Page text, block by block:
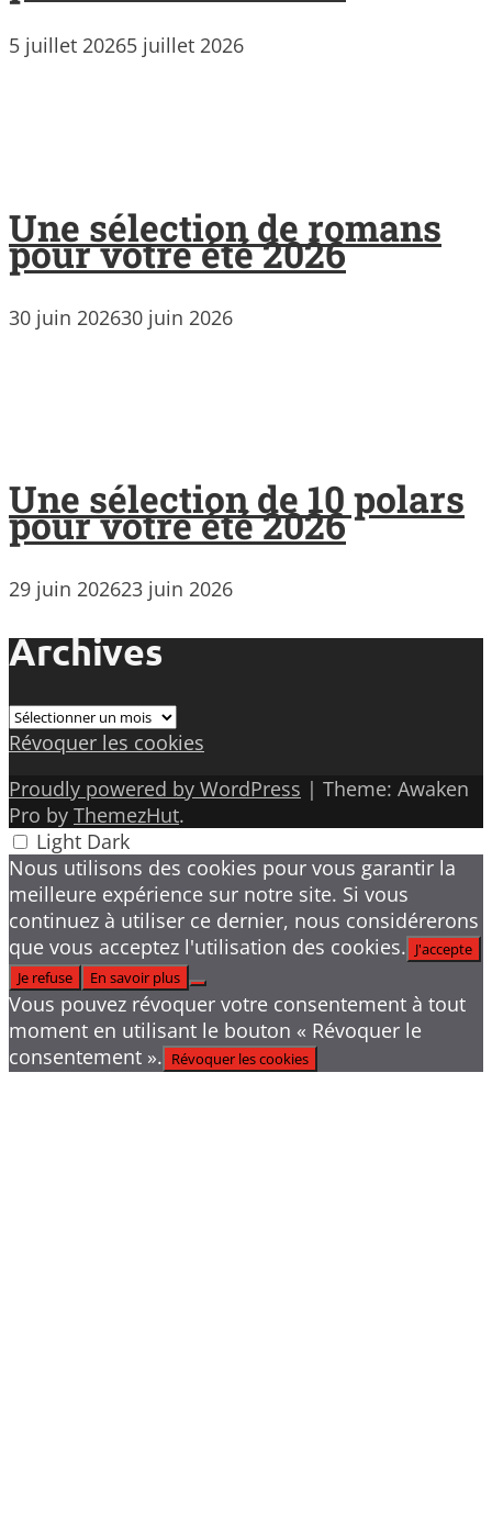
5 juillet 20265 juillet 2026
Une sélection de romans
pour votre été 2026
30 juin 202630 juin 2026
Une sélection de 10 polars
pour votre été 2026
29 juin 202623 juin 2026
Archives
Archives
Révoquer les cookies
Proudly powered by WordPress | Theme: Awaken
Pro by ThemezHut.
Light Dark
Nous utilisons des cookies pour vous garantir la
meilleure expérience sur notre site. Si vous
continuez à utiliser ce dernier, nous considérerons
que vous acceptez l'utilisation des cookies. J'accepte
Je refuse
En savoir plus
Vous pouvez révoquer votre consentement à tout
moment en utilisant le bouton « Révoquer le
consentement ». Révoquer les cookies